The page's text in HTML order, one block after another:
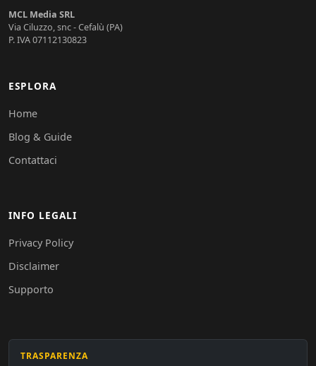
MCL Media SRL
Via Ciluzzo, snc - Cefalù (PA)
P. IVA 07112130823
ESPLORA
Home
Blog & Guide
Contattaci
INFO LEGALI
Privacy Policy
Disclaimer
Supporto
TRASPARENZA